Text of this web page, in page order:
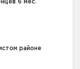
6 мес.
районе